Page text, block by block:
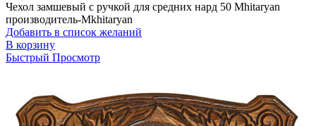
Чехол замшевый с ручкой для средних нард 50 Mhitaryan
производитель-Mkhitaryan
Добавить в список желаний
В корзину
Быстрый Просмотр